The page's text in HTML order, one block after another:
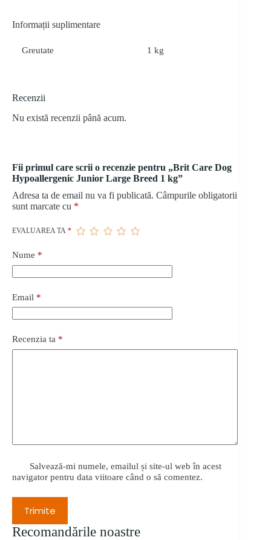
Informații suplimentare
Greutate 1 kg
Recenzii
Nu există recenzii până acum.
Fii primul care scrii o recenzie pentru „Brit Care Dog
Hypoallergenic Junior Large Breed 1 kg”
Adresa ta de email nu va fi publicată. Câmpurile obligatorii
sunt marcate cu *
EVALUAREA TA *
Nume *
Email *
Recenzia ta *
Salvează-mi numele, emailul și site-ul web în acest
navigator pentru data viitoare când o să comentez.
Trimite
Recomandările noastre